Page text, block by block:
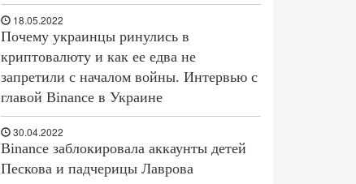
18.05.2022
Почему украинцы ринулись в
криптовалюту и как ее едва не
запретили с началом войны. Интервью с
главой Binance в Украине
30.04.2022
Binance заблокировала аккаунты детей
Пескова и падчерицы Лаврова